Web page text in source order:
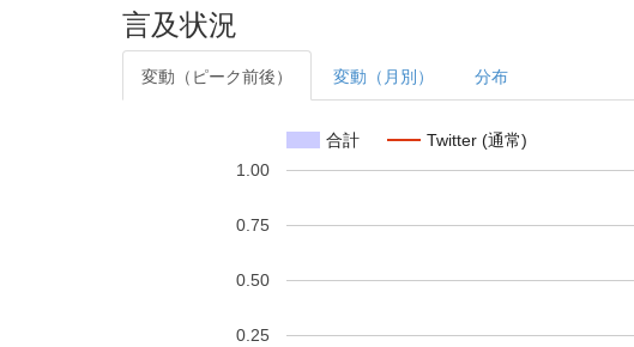
言及状況
変動（ピーク前後） 変動（月別） 分布
合計 Twitter (通常)
0.25
0.50
0.75
1.00